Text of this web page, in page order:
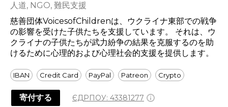
人道, NGO, 難民支援
慈善団体VoicesofChildrenは、ウクライナ東部での戦争
の影響を受けた子供たちを支援しています。 それは、ウ
クライナの子供たちが武力紛争の結果を克服するのを助
けるために心理的および心理社会的支援を提供します。
IBAN Credit Card PayPal Patreon Crypto
寄付する ЄДРПОУ: 43381277